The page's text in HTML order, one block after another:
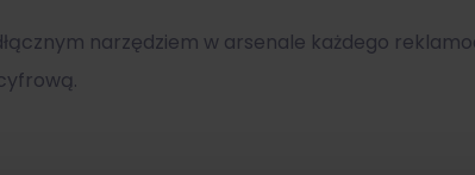
narzędziem w arsenale każdego